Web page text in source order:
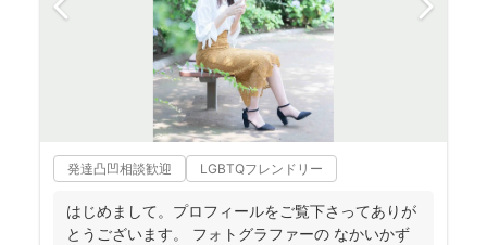
発達凸凹相談歓迎 LGBTQフレンドリー
はじめまして。プロフィールをご覧下さってありが
とうございます。 フォトグラファーの なかいかず